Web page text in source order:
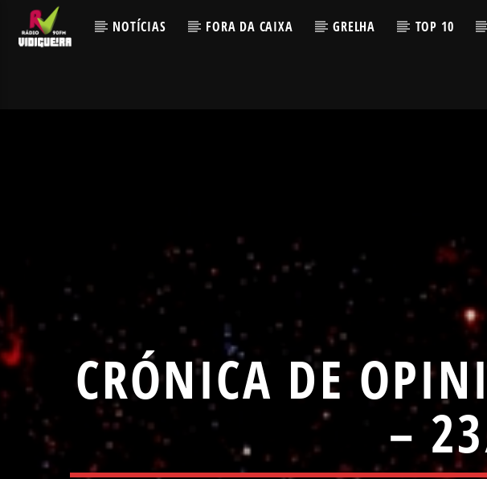
NOTÍCIAS FORA DA CAIXA GRELHA TOP 10
CRÓNICA DE
–